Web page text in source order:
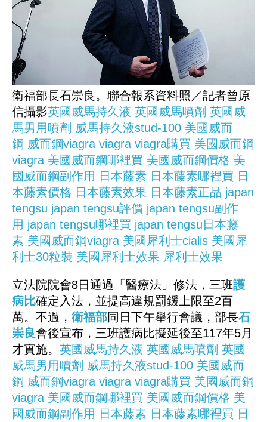
衛福部長石崇良。聯合報系資料照／記者曾原
信攝影英國威馬持久液 英國威馬噴劑 英國威
馬男用噴劑 威馬持久液stud-100 美國威而
鋼 威而鋼viagra viagra viagra購買 美國威而鋼
viagra 美國威而鋼哪裡買 美國威而鋼價格 美
國威而鋼副作用 日本藤素 日本藤素哪裡買 日
本藤素價格 日本藤素效果 日本藤素正品 japan
tengsu japan tengsu評價 japan tengsu副作
用 japan tengsu哪裡買 japan tengsu日本藤
素 美國威而鋼viagra 美國犀利士cialis 美國犀
利士30粒裝 美國犀利士效果 犀利士效果
立法院院會8日通過「醫療法」修法，三班護
病比確定入法，並提高違規罰鍰上限至2百
萬。不過， 衛福部同日下午舉行會議，部長石
崇良會後宣布，三班護病比擬延後至117年5月
才實施。 英國威馬持久液 英國威馬噴劑 英國
威馬男用噴劑 威馬持久液stud-100 美國威而
鋼 威而鋼viagra viagra viagra購買 美國威而鋼
viagra 美國威而鋼哪裡買 美國威而鋼價格 美
國威而鋼副作用 日本藤素 日本藤素哪裡買 日